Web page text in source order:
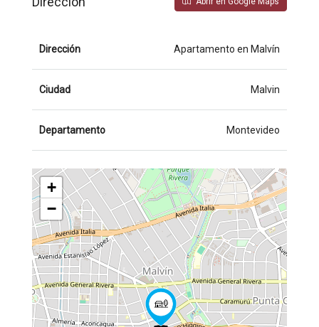
Dirección Apartamento en Malvín
Ciudad Malvin
Departamento Montevideo
+
−